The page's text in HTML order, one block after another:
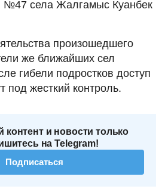
№47 села Жалгамыс Куанбек
произошедшего
же ближайших сел
гибели подростков доступ
под жесткий контроль.
и новости только
на Telegram!
Подписаться